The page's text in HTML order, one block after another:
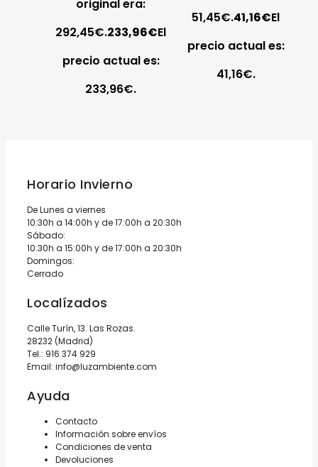
original era:
292,45€.233,96€El
precio actual es:
233,96€.
51,45€.41,16€El
precio actual es:
41,16€.
Horario Invierno
De Lunes a viernes
10:30h a 14:00h y de 17:00h a 20:30h
Sábado:
10:30h a 15:00h y de 17:00h a 20:30h
Domingos:
Cerrado
Localízados
Calle Turín, 13. Las Rozas.
28232 (Madrid)
Tel.: 916 374 929
Email: info@luzambiente.com
Ayuda
Contacto
Información sobre envíos
Condiciones de venta
Devoluciones